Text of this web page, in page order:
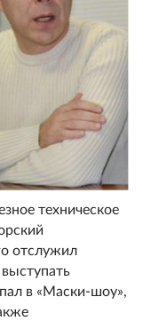
техническое
отслужил
в «Маски-шоу»,